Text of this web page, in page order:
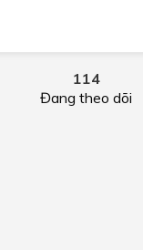
114
Đang theo dõi